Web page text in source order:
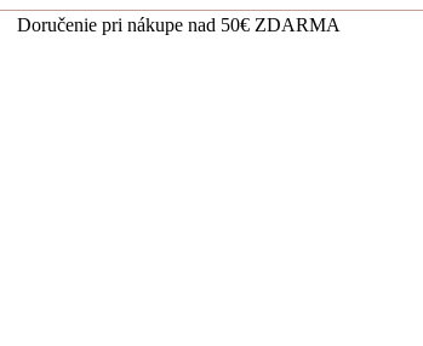
Doručenie pri nákupe nad 50€ ZDARMA